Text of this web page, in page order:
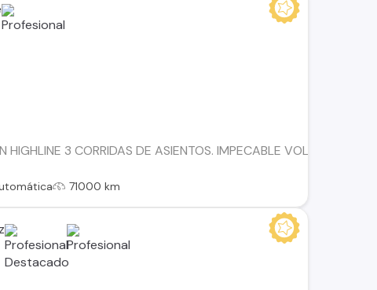
HIGHLINE 3 CORRIDAS DE ASIENTOS. IMPECABLE
71000 km